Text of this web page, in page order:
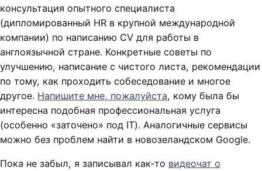
консультация опытного специалиста
(дипломированный HR в крупной международной
компании) по написанию CV для работы в
англоязычной стране. Конкретные советы по
улучшению, написание с чистого листа, рекомендации
по тому, как проходить собеседование и многое
другое. Напишите мне, пожалуйста, кому была бы
интересна подобная профессиональная услуга
(особенно «заточено» под IT). Аналогичные сервисы
можно без проблем найти в новозеландском Google.
Пока не забыл, я записывал как-то видеочат о